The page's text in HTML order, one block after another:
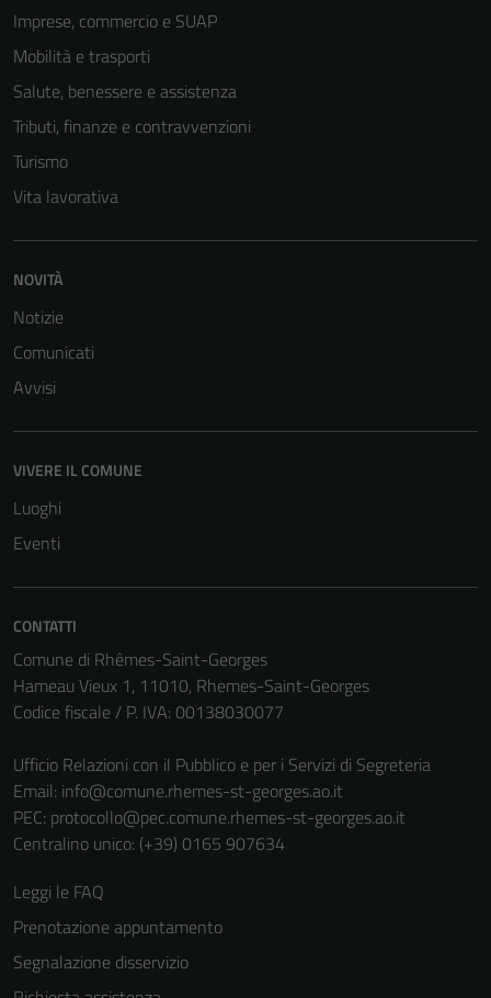
Imprese, commercio e SUAP
Mobilità e trasporti
Salute, benessere e assistenza
Tributi, finanze e contravvenzioni
Turismo
Vita lavorativa
NOVITÀ
Notizie
Comunicati
Avvisi
VIVERE IL COMUNE
Luoghi
Eventi
CONTATTI
Comune di Rhêmes-Saint-Georges
Hameau Vieux 1, 11010, Rhemes-Saint-Georges
Codice fiscale / P. IVA: 00138030077
Ufficio Relazioni con il Pubblico e per i Servizi di Segreteria
Email: info@comune.rhemes-st-georges.ao.it
PEC: protocollo@pec.comune.rhemes-st-georges.ao.it
Centralino unico: (+39) 0165 907634
Leggi le FAQ
Prenotazione appuntamento
Segnalazione disservizio
Tecnici
Questi cookie
sono necessari
per il